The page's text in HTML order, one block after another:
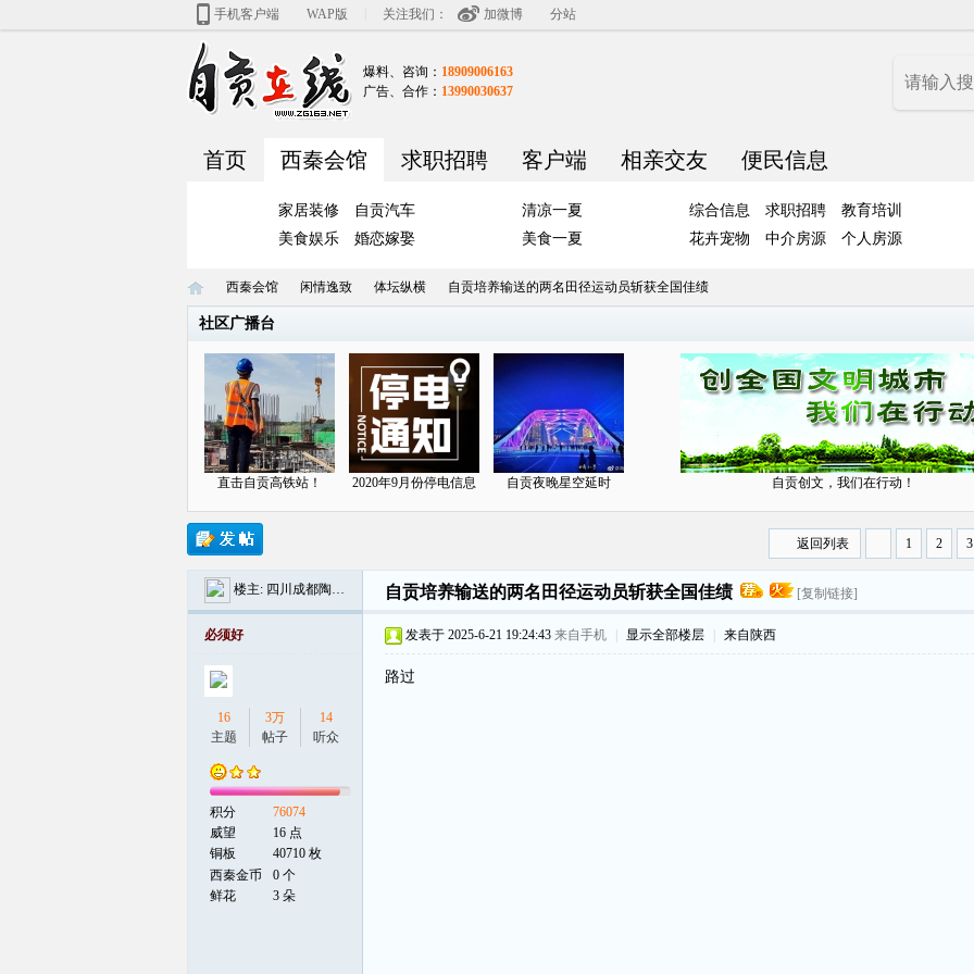
手机客户端 WAP版 关注我们： 加微博 分站
爆料、咨询： 18909006163
广告、合作： 13990030637
首页 西秦会馆 求职招聘 客户端 相亲交友 便民信息
家居装修
自贡汽车
美食娱乐
婚恋嫁娶
清凉一夏
美食一夏
综合信息 求职招聘
教育培训
花卉宠物
中介房源 个人房源
西秦会馆 闲情逸致 体坛纵横
›
自贡培养输送的两名田径运动员斩获全国佳绩
社区广播台
直击自贡高铁站！ 2020年9月份停电信息 自贡夜晚星空延时 自贡创文，我们在行动！
1 2 3
返回列表
楼主: 四川成都陶永成 自贡培养输送的两名田径运动员斩获全国佳绩 [复制链接]
必须好
16
主题
3万
帖子
14
听众
积分
76074
威望
16 点
铜板
40710 枚
西秦金币
0 个
鲜花
3 朵
发表于 2025-6-21 19:24:43 来自手机 显示全部楼层 来自陕西
路过